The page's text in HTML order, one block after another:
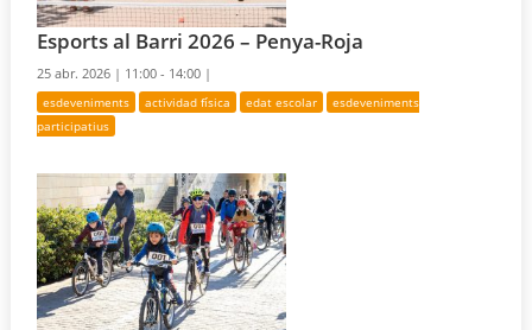
Esports al Barri 2026 – Penya-Roja
25 abr. 2026 | 11:00 - 14:00 |
esdeveniments actividad física edat escolar
esdeveniments
participatius